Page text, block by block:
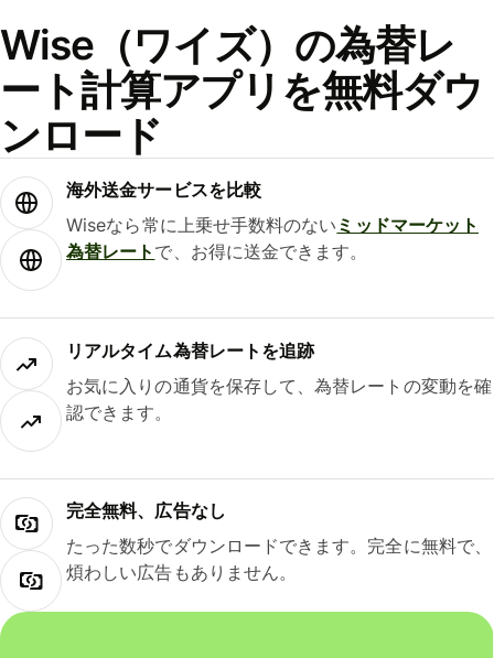
Wise（ワイズ）の為替レ
ート計算アプリを無料ダウ
ンロード
海外送金サービスを比較
Wiseなら常に上乗せ手数料のない ミッドマーケット
為替レート で、お得に送金できます。
リアルタイム為替レートを追跡
お気に入りの通貨を保存して、為替レートの変動を確
認できます。
完全無料、広告なし
たった数秒でダウンロードできます。完全に無料で、
煩わしい広告もありません。